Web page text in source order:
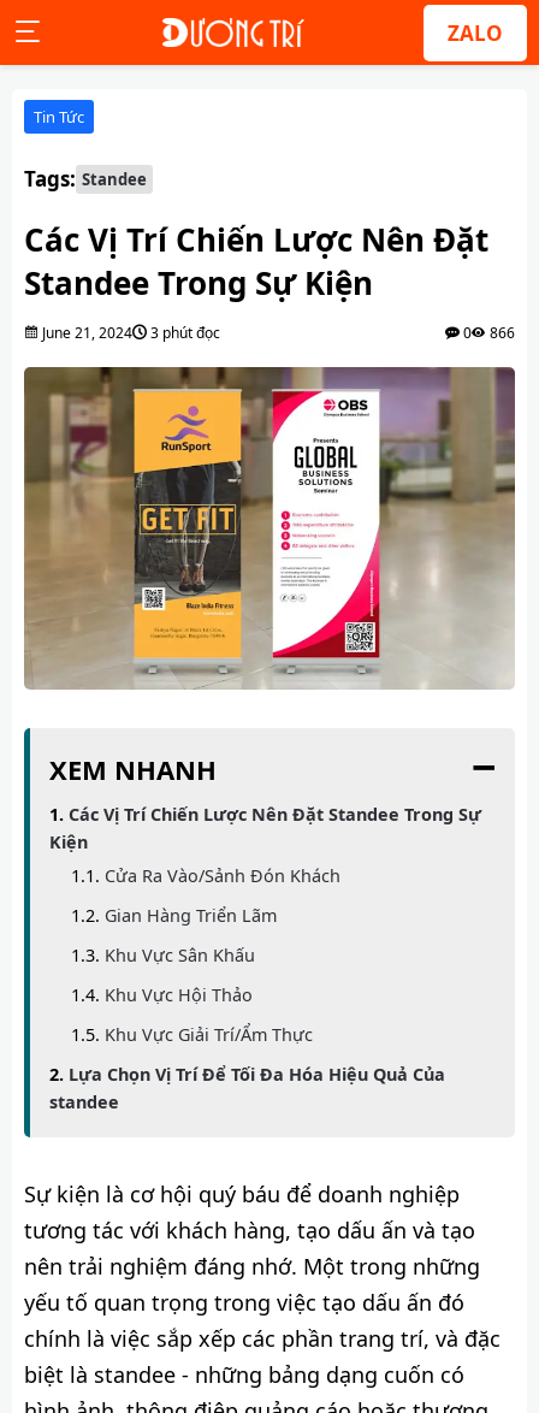
ZALO
Tin Tức
Tags: Standee
Các Vị Trí Chiến Lược Nên Đặt
Standee Trong Sự Kiện
June 21, 2024 3 phút đọc 0 866
XEM NHANH −
Các Vị Trí Chiến Lược Nên Đặt Standee Trong Sự
Kiện
Cửa Ra Vào/Sảnh Đón Khách
Gian Hàng Triển Lãm
Khu Vực Sân Khấu
Khu Vực Hội Thảo
Khu Vực Giải Trí/Ẩm Thực
Lựa Chọn Vị Trí Để Tối Đa Hóa Hiệu Quả Của
standee
Sự kiện là cơ hội quý báu để doanh nghiệp
tương tác với khách hàng, tạo dấu ấn và tạo
nên trải nghiệm đáng nhớ. Một trong những
yếu tố quan trọng trong việc tạo dấu ấn đó
chính là việc sắp xếp các phần trang trí, và đặc
biệt là standee - những bảng dạng cuốn có